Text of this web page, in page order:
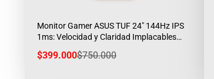
Monitor Gamer ASUS TUF 24" 144Hz IPS
1ms: Velocidad y Claridad Implacables
VG249QE5A
Sale
$399.000Regular
$750.000